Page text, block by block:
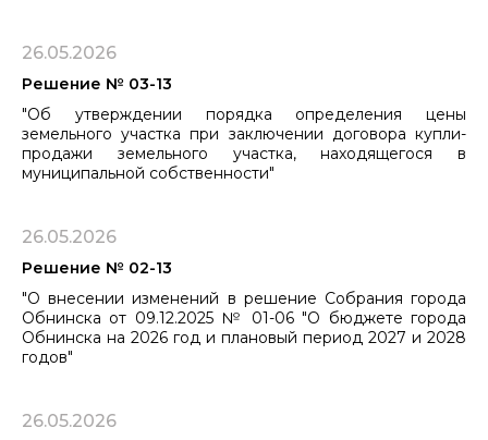
26.05.2026
Решение № 03-13
"Об утверждении порядка определения цены
земельного участка при заключении договора купли-
продажи земельного участка, находящегося в
муниципальной собственности"
26.05.2026
Решение № 02-13
"О внесении изменений в решение Собрания города
Обнинска от 09.12.2025 № 01-06 "О бюджете города
Обнинска на 2026 год и плановый период 2027 и 2028
годов"
26.05.2026